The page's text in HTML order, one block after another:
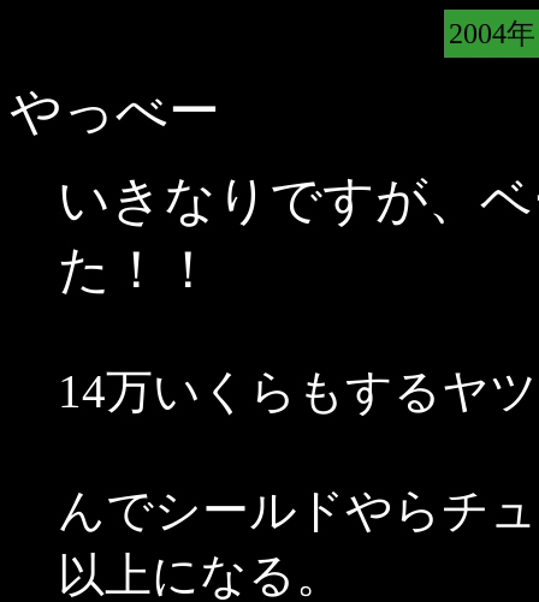
2004
やっべー
いきなりですが、
た！！
14万いくらもするヤ
んでシールドやらチ
以上になる。